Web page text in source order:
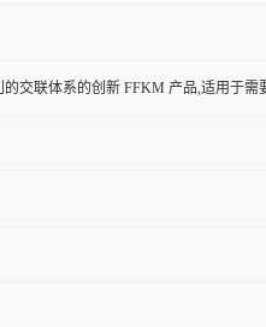
的交联体系的创新 FFKM 产品,适用于